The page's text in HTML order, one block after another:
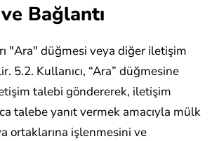
Bağlantı
"Ara" düğmesi veya diğer iletişim
5.2. Kullanıcı, “Ara” düğmesine
talebi göndererek, iletişim
talebe yanıt vermek amacıyla mülk
ortaklarına işlenmesini ve